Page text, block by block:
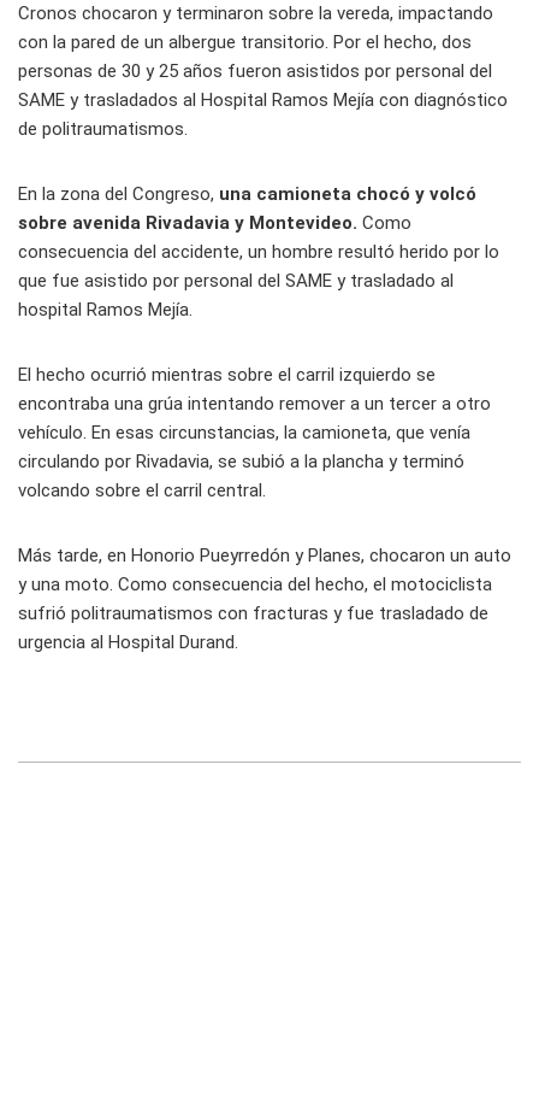
Cronos chocaron y terminaron sobre la vereda, impactando
con la pared de un albergue transitorio. Por el hecho, dos
personas de 30 y 25 años fueron asistidos por personal del
SAME y trasladados al Hospital Ramos Mejía con diagnóstico
de politraumatismos.
En la zona del Congreso, una camioneta chocó y volcó
sobre avenida Rivadavia y Montevideo. Como
consecuencia del accidente, un hombre resultó herido por lo
que fue asistido por personal del SAME y trasladado al
hospital Ramos Mejía.
El hecho ocurrió mientras sobre el carril izquierdo se
encontraba una grúa intentando remover a un tercer a otro
vehículo. En esas circunstancias, la camioneta, que venía
circulando por Rivadavia, se subió a la plancha y terminó
volcando sobre el carril central.
Más tarde, en Honorio Pueyrredón y Planes, chocaron un auto
y una moto. Como consecuencia del hecho, el motociclista
sufrió politraumatismos con fracturas y fue trasladado de
urgencia al Hospital Durand.